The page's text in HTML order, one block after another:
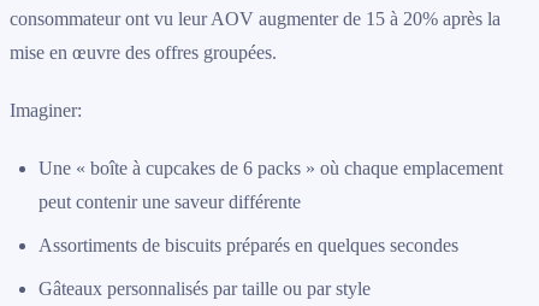
consommateur ont vu leur AOV augmenter de 15 à 20% après la
mise en œuvre des offres groupées.
Imaginer:
Une « boîte à cupcakes de 6 packs » où chaque emplacement
peut contenir une saveur différente
Assortiments de biscuits préparés en quelques secondes
Gâteaux personnalisés par taille ou par style